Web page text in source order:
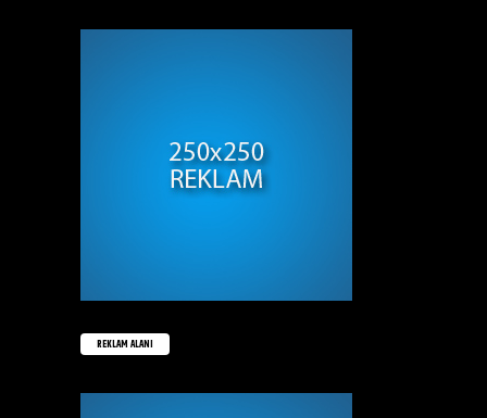
REKLAM ALANI